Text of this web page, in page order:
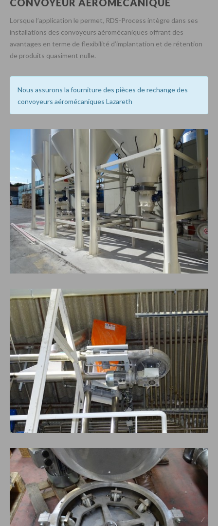
Lorsque l’application le permet, RDS-Process intègre dans ses
installations des convoyeurs aéromécaniques offrant des
avantages en terme de flexibilité d’implantation et de rétention
de produits quasiment nulle.
Nous assurons la fourniture des pièces de rechange des
convoyeurs aéromécaniques Lazareth